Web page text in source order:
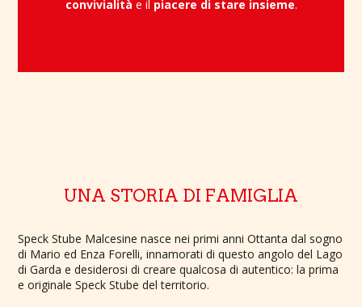
convivialità e il piacere di stare insieme.
UNA STORIA DI FAMIGLIA
Speck Stube Malcesine nasce nei primi anni Ottanta dal sogno
di Mario ed Enza Forelli, innamorati di questo angolo del Lago
di Garda e desiderosi di creare qualcosa di autentico: la prima
e originale Speck Stube del territorio.